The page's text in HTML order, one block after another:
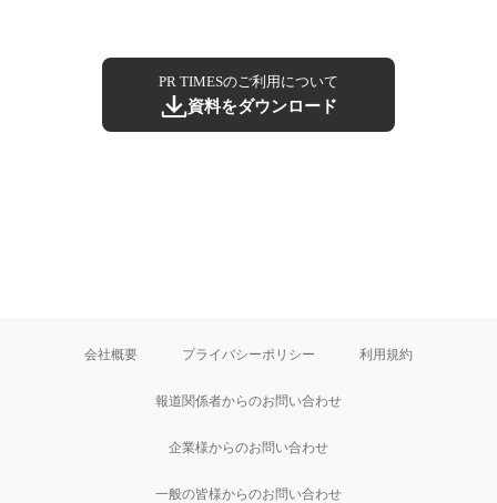
PR TIMESのご利用について
資料をダウンロード
会社概要 プライバシーポリシー 利用規約
報道関係者からのお問い合わせ
企業様からのお問い合わせ
一般の皆様からのお問い合わせ